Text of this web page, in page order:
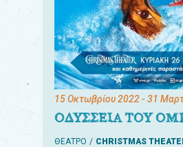
15 Οκτωβρίου 2022- 31
ΟΔΥΣΣΕΙΑ ΤΟΥ
ΘΕΑΤΡΟ CHRISTMAS